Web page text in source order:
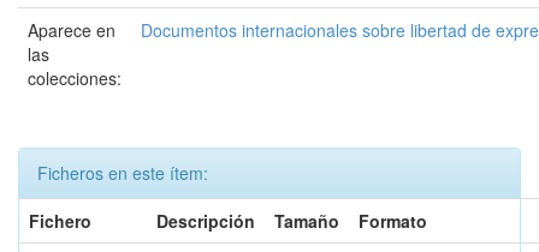
Aparece en
las
colecciones:
Documentos internacionales sobre libertad de
Ficheros en este ítem:
Fichero
Descripción Tamaño
Formato